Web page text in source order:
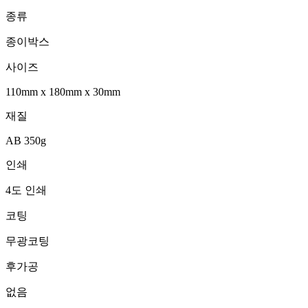
종류
종이박스
사이즈
110mm x 180mm x 30mm
재질
AB 350g
인쇄
4도 인쇄
코팅
무광코팅
후가공
없음